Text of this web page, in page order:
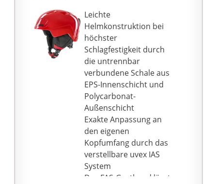
und warme Luft nach
außen
Leichte
Helmkonstruktion bei
höchster
Schlagfestigkeit durch
die untrennbar
verbundene Schale aus
EPS-Innenschicht und
Polycarbonat-
Außenschicht
Exakte Anpassung an
den eigenen
Kopfumfang durch das
verstellbare uvex IAS
System
Das FAS-Gurtband lässt